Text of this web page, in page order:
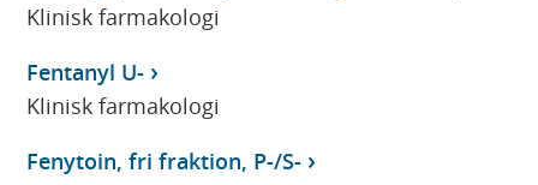
Klinisk farmakologi
Fentanyl U-
Klinisk farmakologi
Fenytoin, fri fraktion, P-/S-